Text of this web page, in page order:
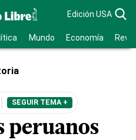
Edición USA
Mundo Economía
SEGUIR TEMA +
peruanos